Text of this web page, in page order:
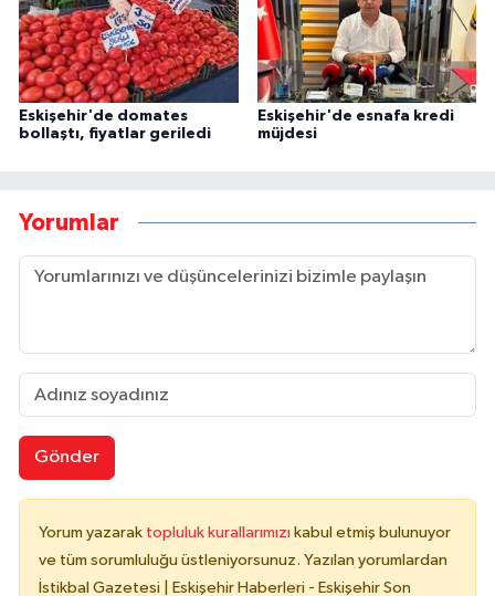
Eskişehir'de domates
bollaştı, fiyatlar geriledi
Eskişehir'de esnafa kredi
müjdesi
Yorumlar
Gönder
Yorum yazarak topluluk kurallarımızı kabul etmiş bulunuyor
ve tüm sorumluluğu üstleniyorsunuz. Yazılan yorumlardan
İstikbal Gazetesi | Eskişehir Haberleri - Eskişehir Son